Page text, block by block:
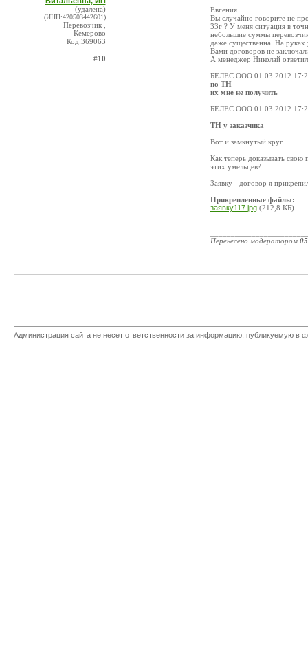
(удалена)
(ИНН:420503442601)
Перевозчик ,
Кемерово
Код:369063
#10
Евгения.
Вы случайно говорите не
33г ? У меня ситуация в
небольшие суммы
даже существенна. На руках
Вами договоров не
А менеджер Николай
БЕЛЕС OOO 01.03.2012
по ТН
их мне не получить
БЕЛЕС OOO 01.03.2012
ТН у заказчика
Вот и замкнутый круг.
Как теперь доказывать
этих умельцев?
Заявку - договор я
Прикрепленные файлы:
заявку117.jpg (212,8 КБ)
Перенесено модератором
Администрация сайта не несет ответственности за информацию, публикуемую